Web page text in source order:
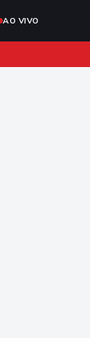
AO VIVO